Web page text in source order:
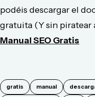
podéis descargar el
gratuita (Y sin piratear
Manual SEO Gratis
gratis manual